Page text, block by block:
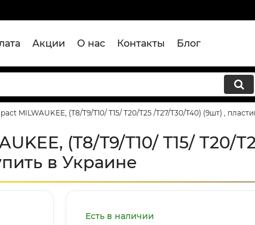
Акции О нас Контакты Блог
MILWAUKEE, (T8/T9/T10/ T15/ T20/T25 /T27/T30/T40) (9шт) ,
(T8/T9/T10/ T15/ T20/
в Украине
Есть в наличии